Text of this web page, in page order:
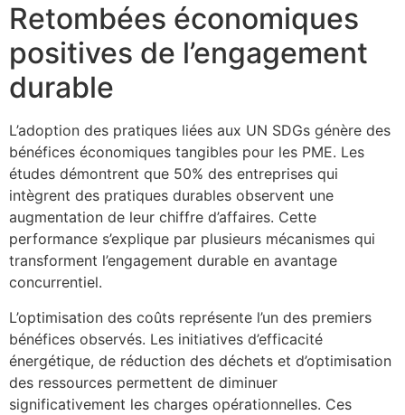
Retombées économiques
positives de l’engagement
durable
L’adoption des pratiques liées aux UN SDGs génère des
bénéfices économiques tangibles pour les PME. Les
études démontrent que 50% des entreprises qui
intègrent des pratiques durables observent une
augmentation de leur chiffre d’affaires. Cette
performance s’explique par plusieurs mécanismes qui
transforment l’engagement durable en avantage
concurrentiel.
L’optimisation des coûts représente l’un des premiers
bénéfices observés. Les initiatives d’efficacité
énergétique, de réduction des déchets et d’optimisation
des ressources permettent de diminuer
significativement les charges opérationnelles. Ces